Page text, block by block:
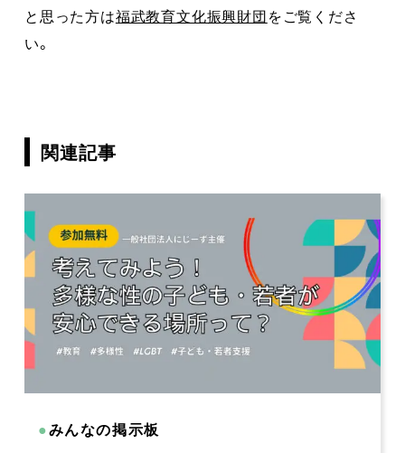
と思った方は福武教育文化振興財団をご覧くださ
い。
関連記事
●みんなの掲示板